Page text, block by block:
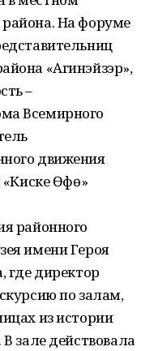
На форуме
«Агинэйзэр»,
–
Всемирного
движения
«Киске Өфө»
районного
имени Героя
где директор
по залам,
из истории
зале действовала